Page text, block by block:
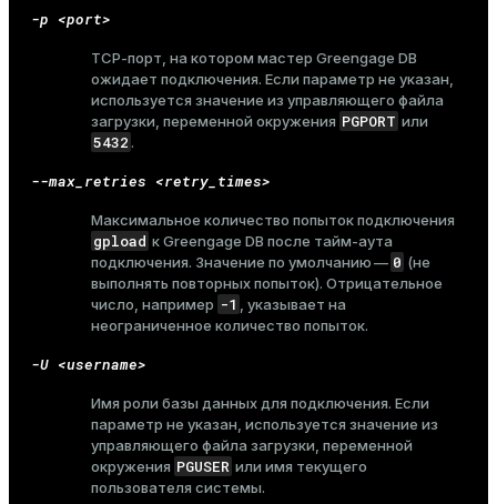
-p <port>
TCP-порт, на котором мастер Greengage DB
ожидает подключения. Если параметр не указан,
используется значение из управляющего файла
загрузки, переменной окружения PGPORT или
5432 .
--max_retries <retry_times>
Максимальное количество попыток подключения
gpload к Greengage DB после тайм-аута
подключения. Значение по умолчанию — 0 (не
выполнять повторных попыток). Отрицательное
число, например -1
, указывает на
неограниченное количество попыток.
-U <username>
Имя роли базы данных для подключения. Если
параметр не указан, используется значение из
управляющего файла загрузки, переменной
окружения PGUSER или имя текущего
пользователя системы.